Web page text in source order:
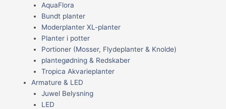
AquaFlora
Bundt planter
Moderplanter XL-planter
Planter i potter
Portioner (Mosser, Flydeplanter & Knolde)
plantegødning & Redskaber
Tropica Akvarieplanter
Armature & LED
Juwel Belysning
LED